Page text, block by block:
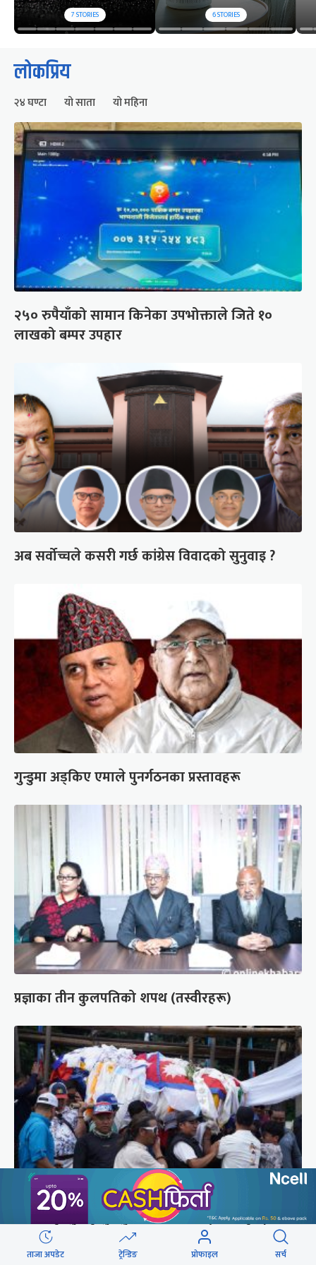
7STORIES 6STORIES
लोकप्रिय
२४ घण्टा यो साता यो महिना
२५० रुपैयाँको सामान किनेका उपभोक्ताले जिते १०
लाखको बम्पर उपहार
अब सर्वोच्चले कसरी गर्छ कांग्रेस विवादको सुनुवाइ ?
गुन्डुमा अड्किए एमाले पुनर्गठनका प्रस्तावहरू
प्रज्ञाका तीन कुलपतिको शपथ (तस्वीरहरू)
पर्वतारोही पुरबहादुर गुरुङको अन्त्येष्टि (तस्वीरहरू)
ताजा अपडेट ट्रेन्डिङ प्रोफाइल सर्च